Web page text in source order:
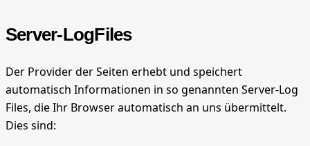
Server-LogFiles
Der Provider der Seiten erhebt und speichert
automatisch Informationen in so genannten Server-Log
Files, die Ihr Browser automatisch an uns übermittelt.
Dies sind: